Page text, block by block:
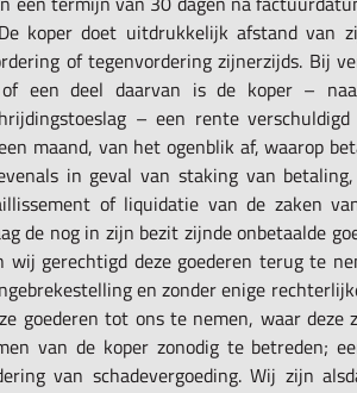
koper doet uitdrukkelijk afstand van
of tegenvordering zijnerzijds. Bij
of een deel daarvan is de koper –
– een rente
maand, van het ogenblik af, waarop
in geval van staking van
of liquidatie van de zaken
de nog in zijn bezit zijnde onbetaalde
gerechtigd deze goederen terug te
en zonder enige
goederen tot ons te nemen, waar deze
van de koper zonodig te betreden;
van schadevergoeding. Wij zijn